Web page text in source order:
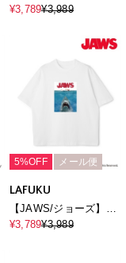
ア】キャラクタープリ
シャツ / Over Harf
shirt《UNISEX》
¥3,789¥3,989
5%OFF メール便
LAFUKU
【JAWS/ジョーズ】ヴ
ィンテージライクビッ
¥3,789¥3,989